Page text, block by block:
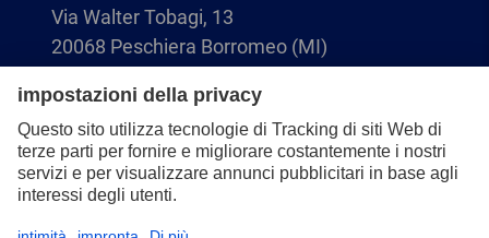
Via Walter Tobagi, 13
20068 Peschiera Borromeo (MI)
02-55.30.24.86
infoitalia@pferd.com
02-55.30.25.18